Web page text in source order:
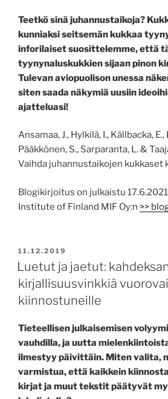
Teetkö sinä juhannustaikoja?
kunniaksi seitsemän kukkaa
inforilaiset suosittelemme, että
tyynynaluskukkien sijaan pinon
Tulevan aviopuolison unessa
siten saada näkymiä uusiin
ajatteluasi!
Ansamaa, J., Hylkilä, I., Källbacka,
Pääkkönen, S., Sarparanta, L. &
Vaihda juhannustaikojen kukkaset
Blogikirjoitus on julkaistu
Institute of Finland MIF Oy:n >>
JULKAISTU
11.12.2019
Luetut ja jaetut: kahdeksan
kirjallisuusvinkkiä
kiinnostuneille
Tieteellisen julkaisemisen
vauhdilla, ja uutta
ilmestyy päivittäin. Miten valita,
varmistua, että kaikkein
kirjat ja muut tekstit päätyvät